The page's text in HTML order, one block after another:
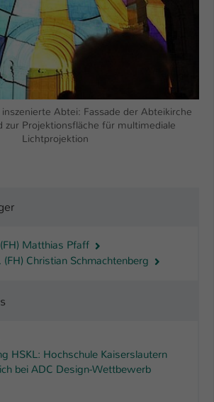
Abtei: Fassade der Abteikirche
zur Projektionsfläche für multimediale
Lichtprojektion
Matthias Pfaff
Christian Schmachtenberg
HSKL: Hochschule Kaiserslautern
bei ADC Design-Wettbewerb